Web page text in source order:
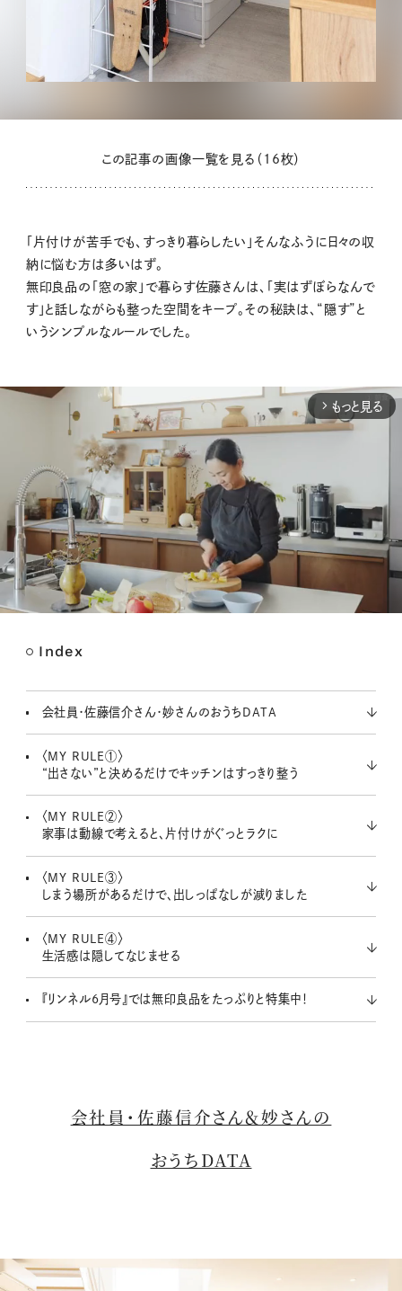
この記事の画像一覧を見る（16枚）
「片付けが苦手でも、すっきり暮らしたい」そんなふうに日々の収
納に悩む方は多いはず。
無印良品の「窓の家」で暮らす佐藤さんは、「実はずぼらなんで
す」と話しながらも整った空間をキープ。その秘訣は、“隠す”と
いうシンプルなルールでした。
arrow_forward_ios もっと見る
Index
会社員・佐藤信介さん・妙さんのおうちDATA
〈MY RULE①〉
“出さない”と決めるだけでキッチンはすっきり整う
〈MY RULE②〉
家事は動線で考えると、片付けがぐっとラクに
〈MY RULE③〉
しまう場所があるだけで、出しっぱなしが減りました
〈MY RULE④〉
生活感は隠してなじませる
『リンネル6月号』では無印良品をたっぷりと特集中！
会社員・佐藤信介さん＆妙さんの
おうちDATA